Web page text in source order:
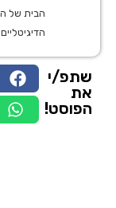
הבית של
שתפ/י
את
הפוסט!